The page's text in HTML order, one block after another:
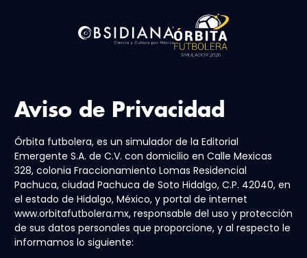
Aviso de Privacidad
Órbita futbolera, es un simulador de la Editorial
Emergente S.A. de C.V. con domicilio en Calle Mexicas
328, colonia Fraccionamiento Lomas Residencial
Pachuca, ciudad Pachuca de Soto Hidalgo, C.P. 42040, en
el estado de Hidalgo, México, y portal de internet
www.orbitafutbolera.mx, responsable del uso y protección
de sus datos personales que proporcione, y al respecto le
informamos lo siguiente: